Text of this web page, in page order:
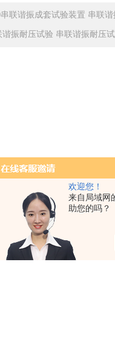
欢迎您！
来自局域网
助您的吗？
串联谐振成套试验装置 串联
谐振耐压试验 串联谐振耐压